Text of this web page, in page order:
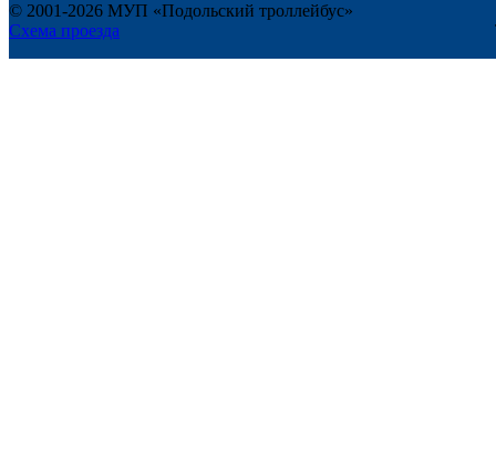
© 2001-2026 МУП «Подольский троллейбус»
Схема проезда